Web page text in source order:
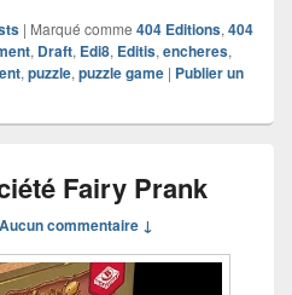
| Marqué comme 404 Editions, 404
, Draft, Edi8, Editis, encheres,
, puzzle, puzzle game | Publier un
Fairy Prank
Aucun commentaire ↓